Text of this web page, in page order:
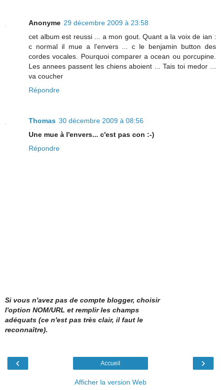
Anonyme 29 décembre 2009 à 23:58
cet album est reussi ... a mon gout. Quant a la voix de ian :
c normal il mue a l'envers ... c le benjamin button des
cordes vocales. Pourquoi comparer a ocean ou porcupine.
Les annees passent les chiens aboient ... Tais toi medor ...
va coucher
Répondre
Thomas 30 décembre 2009 à 08:56
Une mue à l'envers... c'est pas con :-)
Répondre
Si vous n'avez pas de compte blogger, choisir
l'option NOM/URL et remplir les champs
adéquats (ce n'est pas très clair, il faut le
reconnaître).
‹ ›
Accueil
Afficher la version Web